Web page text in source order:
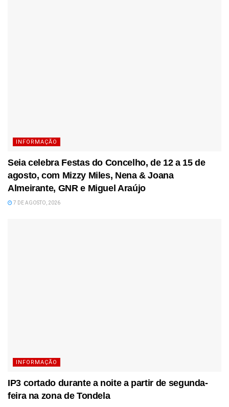
INFORMAÇÃO
Seia celebra Festas do Concelho, de 12 a 15 de
agosto, com Mizzy Miles, Nena & Joana
Almeirante, GNR e Miguel Araújo
7 DE AGOSTO, 2026
INFORMAÇÃO
IP3 cortado durante a noite a partir de segunda-
feira na zona de Tondela